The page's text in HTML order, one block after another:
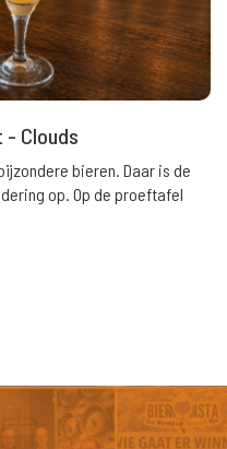
Clouds
bieren. Daar is de
op. Op de proeftafel